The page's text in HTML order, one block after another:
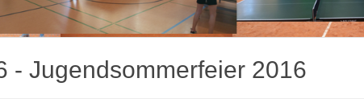
- Jugendsommerfeier 2016